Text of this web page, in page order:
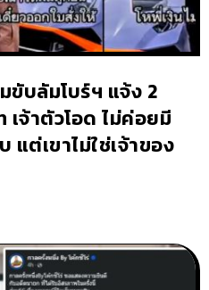
ขับลัมโบร์ฯ แจ้ง 2
จ้าตัวโอด ไม่ค่อยมี
แต่เขาไม่ใช่เจ้าของ